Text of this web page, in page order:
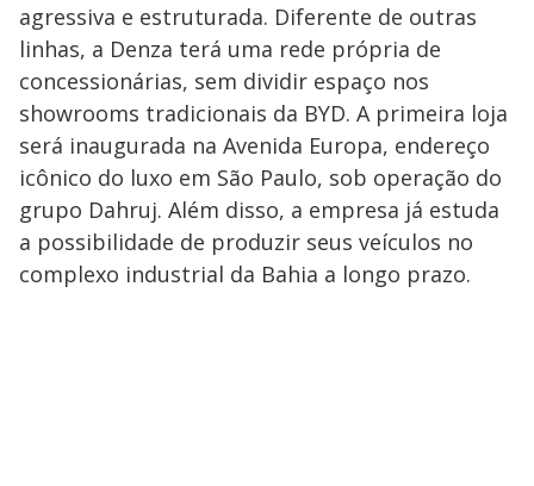
agressiva e estruturada. Diferente de outras
linhas, a Denza terá uma rede própria de
concessionárias, sem dividir espaço nos
showrooms tradicionais da BYD. A primeira loja
será inaugurada na Avenida Europa, endereço
icônico do luxo em São Paulo, sob operação do
grupo Dahruj. Além disso, a empresa já estuda
a possibilidade de produzir seus veículos no
complexo industrial da Bahia a longo prazo.